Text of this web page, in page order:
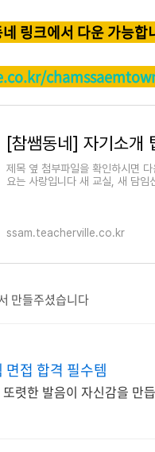
링크에서 다운 가능합
[참쌤동네] 자기소개
제목 옆 첨부파일을 확인하시면
요는 사랑입니다 새 교실, 새 담
ssam.teacherville.co.kr
만들주셨습니다
접 합격 필수템
렷한 발음이 자신감을 만